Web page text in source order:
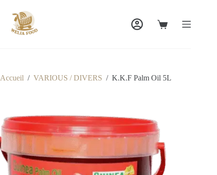
contenu
Panier
Accueil / VARIOUS / DIVERS / K.K.F Palm Oil 5L